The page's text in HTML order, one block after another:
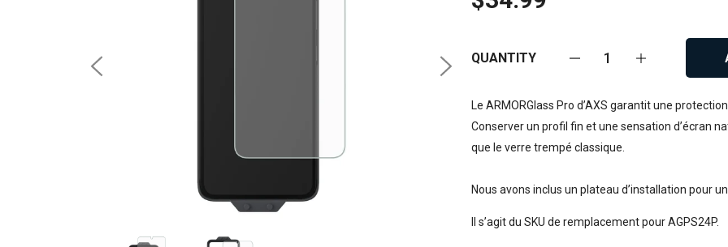
QUANTITY
Le ARMORGlass Pro d’AXS garantit une
Conserver un profil fin et une sensation d’écran
que le verre trempé classique.
Nous avons inclus un plateau d’installation pour
Il s’agit du SKU de remplacement pour AGPS24P.